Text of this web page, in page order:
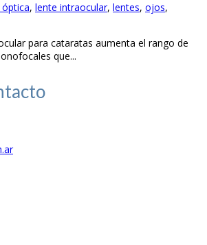
, lente intraocular, lentes, ojos,
para cataratas aumenta el rango de
que...